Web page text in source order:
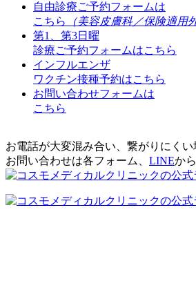
自由診療ご予約フォームは
こちら
（美容皮膚科／保険適用外
第1、第3日曜
診療ご予約フォームはこちら
インフルエンザ
ワクチン接種予約はこちら
お問い合わせフォームは
こちら
お電話が大変混み合い、繋がりにく
お問い合わせは各フォーム、 LINEか